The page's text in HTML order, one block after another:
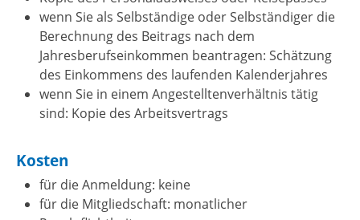
wenn Sie als Selbständige oder Selbständiger die
Berechnung des Beitrags nach dem
Jahresberufseinkommen beantragen: Schätzung
des Einkommens des laufenden Kalenderjahres
wenn Sie in einem Angestelltenverhältnis tätig
sind: Kopie des Arbeitsvertrags
Kosten
für die Anmeldung: keine
für die Mitgliedschaft: monatlicher